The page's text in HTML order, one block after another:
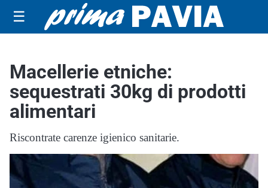
☰
Macellerie etniche:
sequestrati 30kg di prodotti
alimentari
Riscontrate carenze igienico sanitarie.